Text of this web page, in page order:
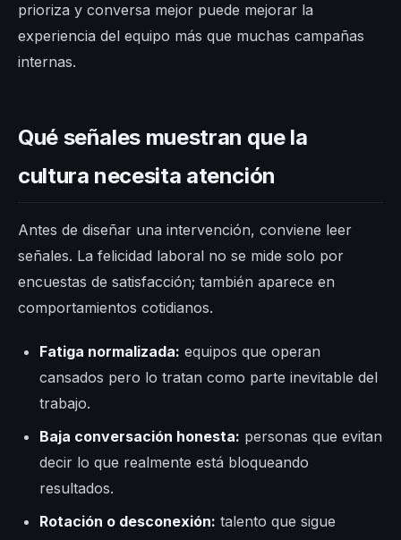
prioriza y conversa mejor puede mejorar la
experiencia del equipo más que muchas campañas
internas.
Qué señales muestran que la
cultura necesita atención
Antes de diseñar una intervención, conviene leer
señales. La felicidad laboral no se mide solo por
encuestas de satisfacción; también aparece en
comportamientos cotidianos.
Fatiga normalizada: equipos que operan
cansados pero lo tratan como parte inevitable del
trabajo.
Baja conversación honesta: personas que evitan
decir lo que realmente está bloqueando
resultados.
Rotación o desconexión: talento que sigue